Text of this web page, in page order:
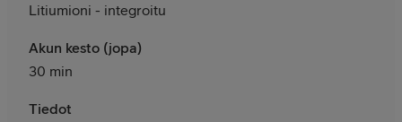
Litiumioni - integroitu
Akun kesto (jopa)
30 min
Tiedot